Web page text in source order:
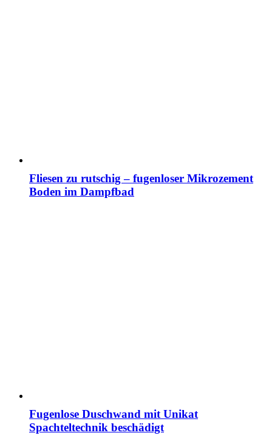
Fliesen zu rutschig – fugenloser Mikrozement
Boden im Dampfbad
Fugenlose Duschwand mit Unikat
Spachteltechnik beschädigt